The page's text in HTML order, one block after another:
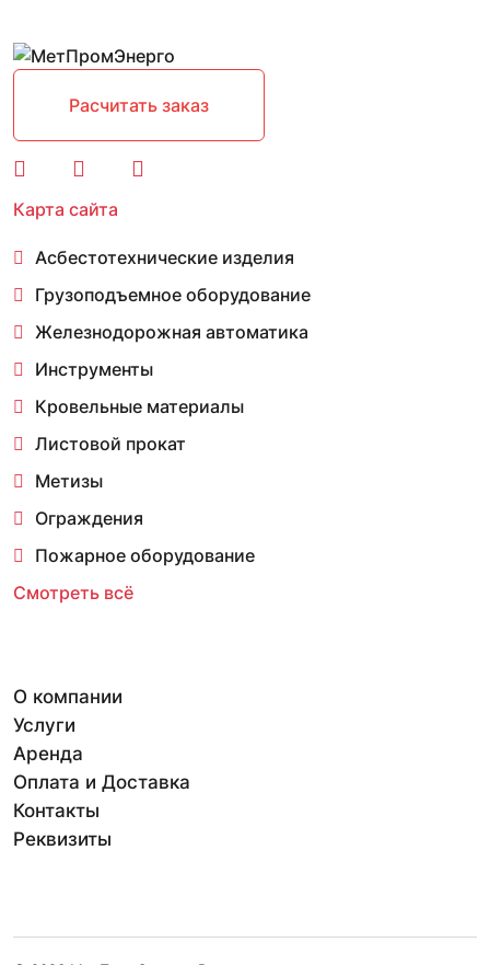
Расчитать заказ
Карта сайта
Асбестотехнические изделия
Грузоподъемное оборудование
Железнодорожная автоматика
Инструменты
Кровельные материалы
Листовой прокат
Метизы
Ограждения
Пожарное оборудование
Смотреть всё
О компании
Услуги
Аренда
Оплата и Доставка
Контакты
Реквизиты